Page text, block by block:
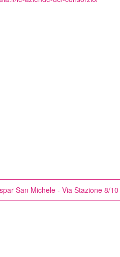
San Michele - Via Stazione 8/10